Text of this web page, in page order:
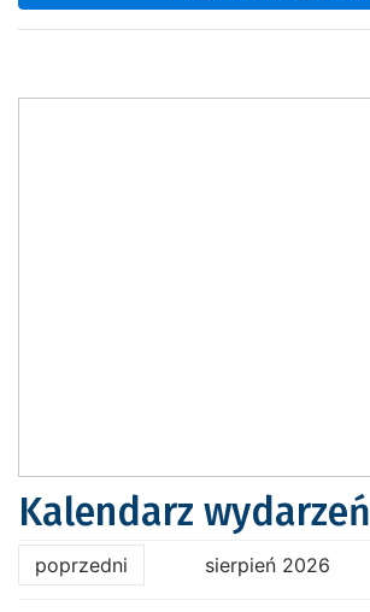
Kalendarz wydarzeń
poprzedni sierpień 2026